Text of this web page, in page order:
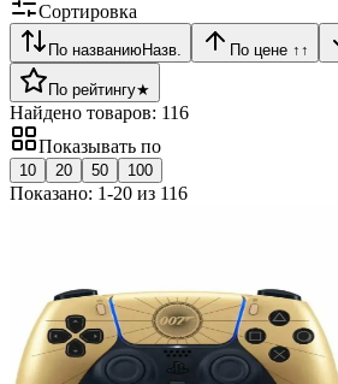
Сортировка
По названиюНазв. По цене ↑ ↑
По рейтингу★
Найдено товаров: 116
Показывать по
10 20 50 100
Показано: 1-20 из 116